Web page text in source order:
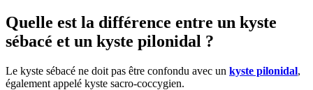
Quelle est la différence entre un kyste
sébacé et un kyste pilonidal ?
Le kyste sébacé ne doit pas être confondu avec un kyste pilonidal,
également appelé kyste sacro-coccygien.